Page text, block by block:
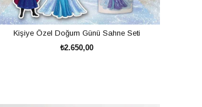
Kişiye Özel Doğum Günü Sahne Seti
₺2.650,00